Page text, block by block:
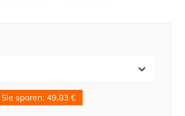
Sie sparen: 49,83 €